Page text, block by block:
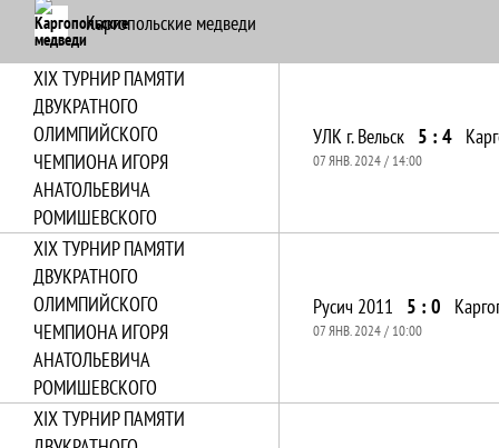
Каргопольские медведи
XIХ ТУРНИР ПАМЯТИ
ДВУКРАТНОГО
ОЛИМПИЙСКОГО
ЧЕМПИОНА ИГОРЯ
АНАТОЛЬЕВИЧА
РОМИШЕВСКОГО
УЛК г. Вельск 5 : 4
07 ЯНВ. 2024 / 14:00
XIХ ТУРНИР ПАМЯТИ
ДВУКРАТНОГО
ОЛИМПИЙСКОГО
ЧЕМПИОНА ИГОРЯ
АНАТОЛЬЕВИЧА
РОМИШЕВСКОГО
Русич 2011 5 : 0
07 ЯНВ. 2024 / 10:00
XIХ ТУРНИР ПАМЯТИ